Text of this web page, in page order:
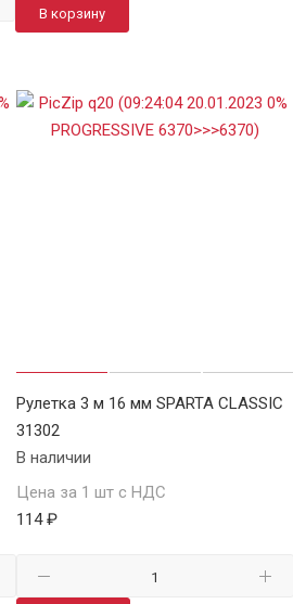
В корзину
Рулетка 3 м 16 мм SPARTA CLASSIC
31302
В наличии
Цена за 1 шт с НДС
114 ₽